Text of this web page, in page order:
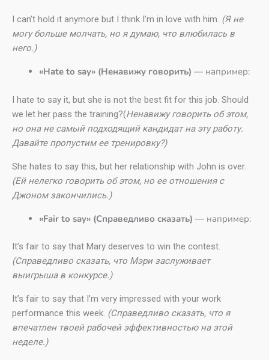
I can’t hold it anymore but I think I’m in love with him. (Я не
могу больше молчать, но я думаю, что влюбилась в
него.)
«Hate to say» (Ненавижу говорить) — например:
I hate to say it, but she is not the best fit for this job. Should
we let her pass the training?(Ненавижу говорить об этом,
но она не самый подходящий кандидат на эту работу.
Давайте пропустим ее тренировку?)
She hates to say this, but her relationship with John is over.
(Ей нелегко говорить об этом, но ее отношения с
Джоном закончились.)
«Fair to say» (Справедливо сказать) — например:
It’s fair to say that Mary deserves to win the contest.
(Справедливо сказать, что Мэри заслуживает
выигрыша в конкурсе.)
It’s fair to say that I’m very impressed with your work
performance this week. (Справедливо сказать, что я
впечатлен твоей рабочей эффективностью на этой
неделе.)